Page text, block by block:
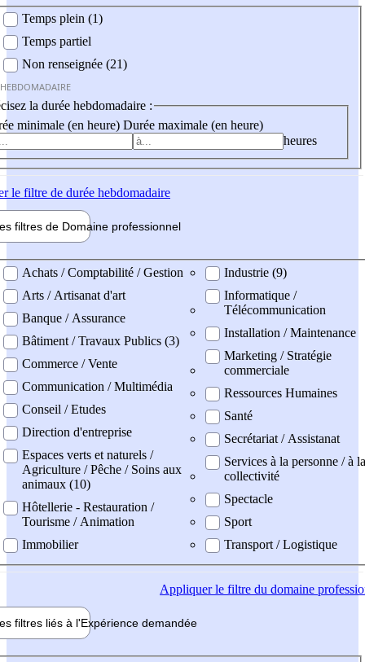
Temps plein (1)
Temps partiel
Non renseignée (21)
la durée hebdomadaire :
minimale (en heure) Durée maximale (en heure)
heures
le filtre de durée hebdomadaire
filtres de Domaine professionnel
professionel
Achats / Comptabilité / Gestion
Arts / Artisanat d'art
Banque / Assurance
Bâtiment / Travaux Publics (3)
Commerce / Vente
Communication / Multimédia
Conseil / Etudes
Direction d'entreprise
Espaces verts et naturels /
Agriculture / Pêche / Soins aux
animaux (10)
Hôtellerie - Restauration /
Tourisme / Animation
Immobilier
Industrie (9)
Informatique /
Télécommunication
Installation / Maintenance
Marketing / Stratégie
commerciale
Ressources Humaines
Santé
Secrétariat / Assistanat
Services à la personne / à la
collectivité
Spectacle
Sport
Transport / Logistique
Appliquerle filtre du domaine
filtres liés à l'Expérience demandée